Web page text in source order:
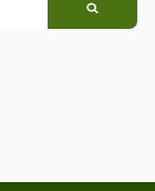
Suchen